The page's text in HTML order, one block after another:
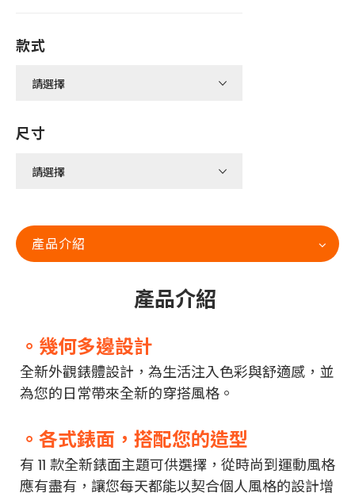
款式
尺寸
產品介紹
產品介紹
。幾何多邊設計
全新外觀錶體設計，為生活注入色彩與舒適感，並
為您的日常帶來全新的穿搭風格。
。各式錶面，搭配您的造型
有 11 款全新錶面主題可供選擇，從時尚到運動風格
應有盡有，讓您每天都能以契合個人風格的設計增